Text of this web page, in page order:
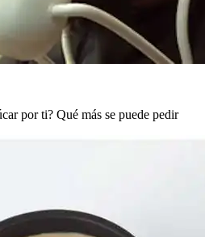
por ti? Qué más se puede pedir